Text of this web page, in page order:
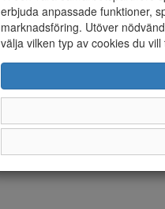
erbjuda anpassade funktioner,
marknadsföring. Utöver
välja vilken typ av cookies du vill
© Norrmans